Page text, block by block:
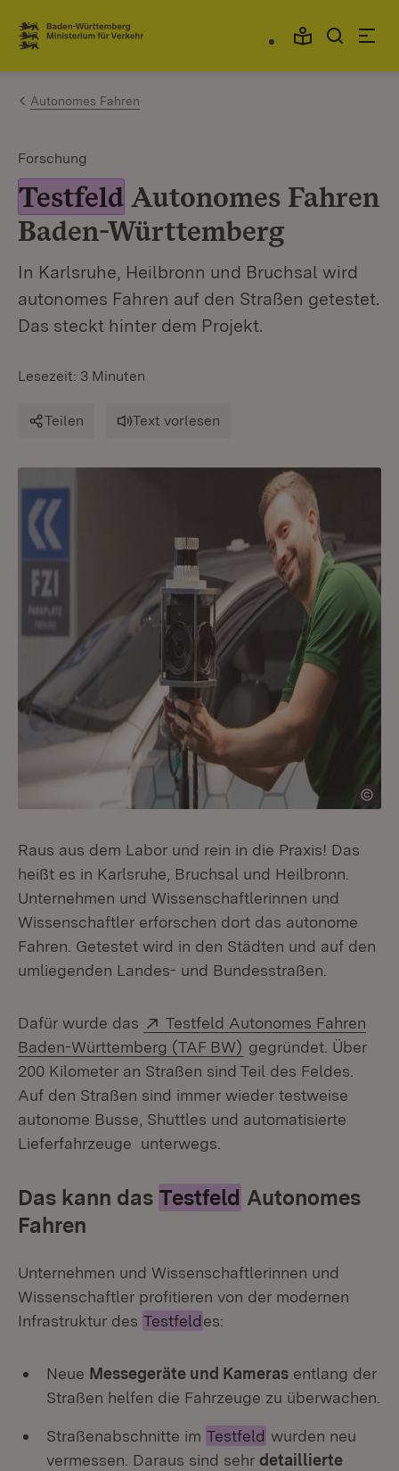
Zum Inhalt springen
Link zur Startseite
Autonomes Fahren
Forschung
Testfeld Autonomes Fahren
Baden-Württemberg
In Karlsruhe, Heilbronn und Bruchsal wird
autonomes Fahren auf den Straßen getestet.
Das steckt hinter dem Projekt.
Lesezeit: 3 Minuten
Teilen Text vorlesen
Raus aus dem Labor und rein in die Praxis! Das
heißt es in Karlsruhe, Bruchsal und Heilbronn.
Unternehmen und Wissenschaftlerinnen und
Wissenschaftler erforschen dort das autonome
Fahren. Getestet wird in den Städten und auf den
umliegenden Landes- und Bundesstraßen.
Dafür wurde das Extern:
Testfeld Autonomes Fahren
Baden-Württemberg (TAF BW) (Öffnet in neuem
gegründet. Über
200 Kilometer an Straßen sind Teil des Feldes.
Auf den Straßen sind immer wieder testweise
autonome Busse, Shuttles und automatisierte
Lieferfahrzeuge unterwegs.
Das kann das Testfeld Autonomes
Fahren
Unternehmen und Wissenschaftlerinnen und
Wissenschaftler profitieren von der modernen
Infrastruktur des Testfeldes:
Neue Messegeräte und Kameras entlang der
Straßen helfen die Fahrzeuge zu überwachen.
Straßenabschnitte im Testfeld wurden neu
vermessen. Daraus sind sehr detaillierte